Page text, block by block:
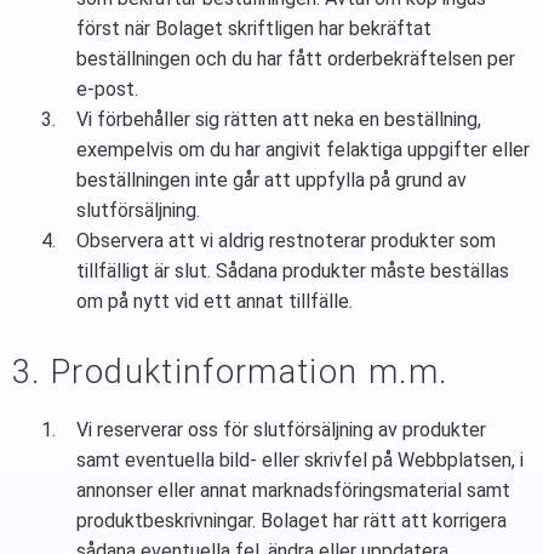
först när Bolaget skriftligen har bekräftat
beställningen och du har fått orderbekräftelsen per
e-post.
Vi förbehåller sig rätten att neka en beställning,
exempelvis om du har angivit felaktiga uppgifter eller
beställningen inte går att uppfylla på grund av
slutförsäljning.
Observera att vi aldrig restnoterar produkter som
tillfälligt är slut. Sådana produkter måste beställas
om på nytt vid ett annat tillfälle.
3. Produktinformation m.m.
Vi reserverar oss för slutförsäljning av produkter
samt eventuella bild- eller skrivfel på Webbplatsen, i
annonser eller annat marknadsföringsmaterial samt
produktbeskrivningar. Bolaget har rätt att korrigera